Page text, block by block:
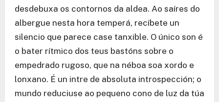
desdebuxa os contornos da aldea. Ao saíres do
albergue nesta hora temperá, recíbete un
silencio que parece case tanxible. O único son é
o bater rítmico dos teus bastóns sobre o
empedrado rugoso, que na néboa soa xordo e
lonxano. É un intre de absoluta introspección; o
mundo reduciuse ao pequeno cono de luz da túa